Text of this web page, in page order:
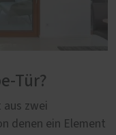
Tür?
aus zwei
denen ein Element